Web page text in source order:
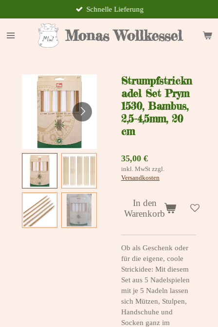
Hauptinhalt
springen
Monas Wollkessel
Schnelle Lieferung
Strumpfstrickn
adel Set Prym
1530, Bambus,
2,5-4,5mm, 20
cm
35,00 €
inkl. MwSt zzgl.
Versandkosten
In den
Warenkorb
Ob als Geschenk oder
für die eigene, coole
Strickidee: Mit diesem
Set aus 5 Nadelspielen
mit je 5 Nadeln lassen
sich Mützen, Stulpen,
Handschuhe und
Socken ganz im